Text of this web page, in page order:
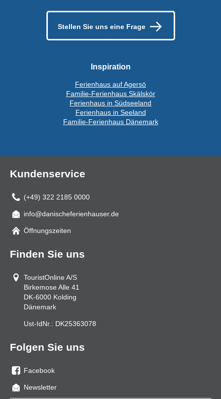
Stellen Sie uns eine Frage
Inspiration
Ferienhaus auf Agersö
Familie-Ferienhaus Skälskör
Ferienhaus in Südseeland
Ferienhaus in Seeland
Familie-Ferienhaus Dänemark
Kundenservice
(+49) 322 2185 0000
Mail
info@danischeferienhauser.de
Öffnungszeiten
Finden Sie uns
TouristOnline A/S
Birkemose Alle 41
DK-6000 Kolding
Dänemark
Ust-IdNr.: DK25363078
Folgen Sie uns
Sie
uns
Facebook
Newsletter